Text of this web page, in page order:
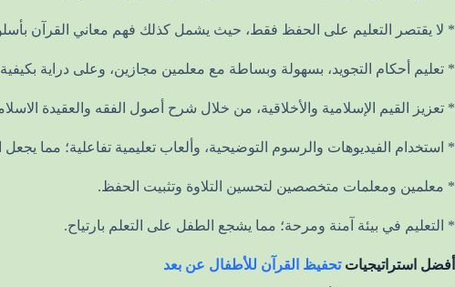
* لا يقتصر التعليم على الحفظ فقط، حيث يشمل كذلك فهم معاني القرآن
* تعليم أحكام التجويد، بسهولة وبساطة مع معلمين مجازين، وعلى دراية
* تعزيز القيم الإسلامية والأخلاقية، من خلال شرح أصول الفقه والعقيدة
* استخدام الفيديوهات والرسوم التوضيحية، وألعاب تعليمية تفاعلية؛ مما يجعل
* معلمين ومعلمات متخصصين لتحسين التلاوة وتثبيت الحفظ.
* التعليم في بيئة آمنة ومرحة؛ مما يشجع الطفل على التعلم بارتياح.
أفضل استراتيجياتتحفيظ القرآن للأطفال عن بعد